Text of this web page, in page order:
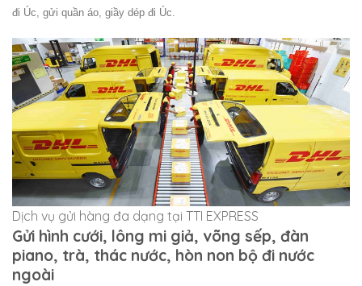
đi Úc, gửi quần áo, giầy dép đi Úc.
Dịch vụ gửi hàng đa dạng tại TTI EXPRESS
Gửi hình cưới, lông mi giả, võng sếp, đàn
piano, trà, thác nước, hòn non bộ đi nước
ngoài